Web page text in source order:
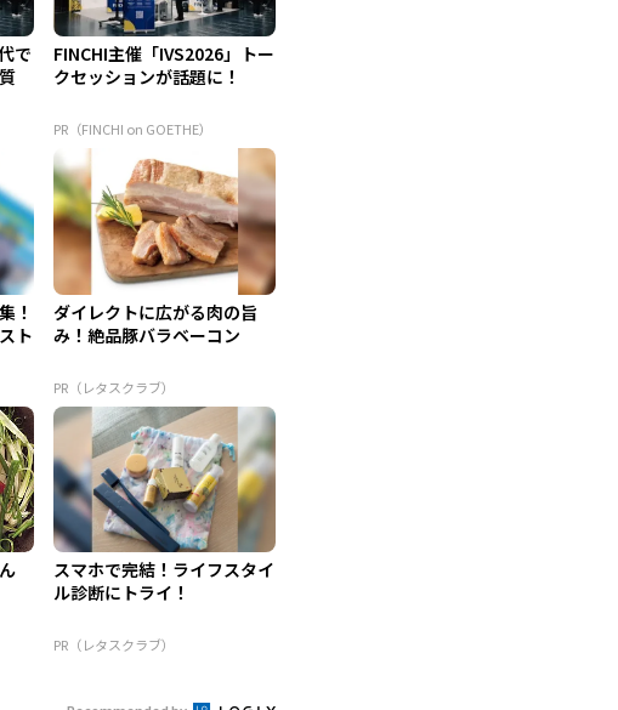
で
FINCHI主催「IVS2026」トー
クセッションが話題に！
PR（FINCHI on GOETHE）
！
ト
ダイレクトに広がる肉の旨
み！絶品豚バラベーコン
PR（レタスクラブ）
スマホで完結！ライフスタイ
ル診断にトライ！
PR（レタスクラブ）